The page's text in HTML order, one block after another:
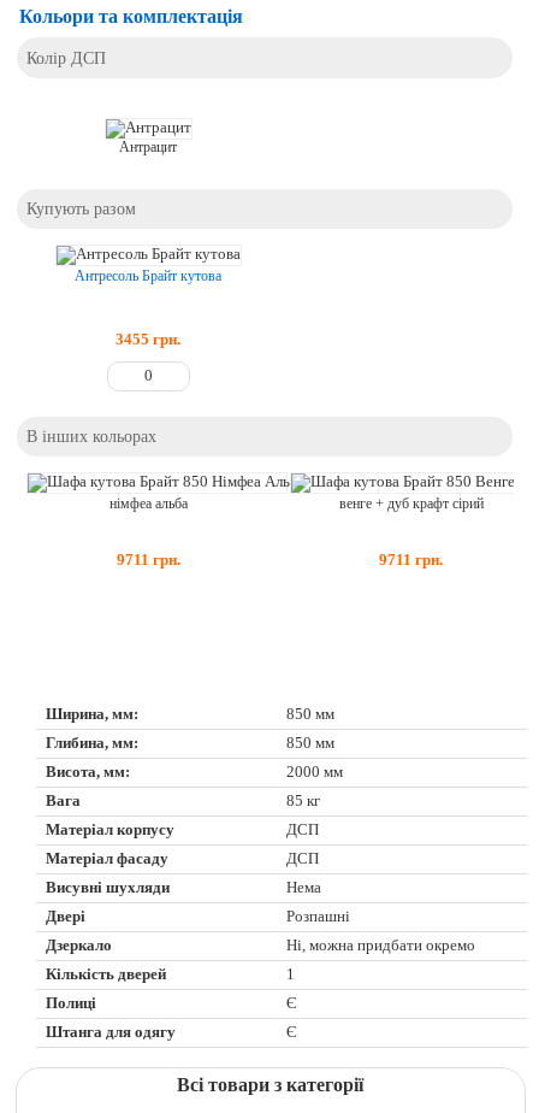
Кольори та комплектація
Колір ДСП
Антрацит
Купують разом
Антресоль Брайт кутова
3455 грн.
В інших кольорах
німфеа альба
9711 грн.
венге + дуб крафт сірий
9711 грн.
Ширина, мм:
850 мм
Глибина, мм:
850 мм
Висота, мм:
2000 мм
Вага
85 кг
Матеріал корпусу
ДСП
Матеріал фасаду
ДСП
Висувні шухляди
Нема
Двері
Розпашні
Дзеркало
Ні, можна придбати окремо
Кількість дверей
1
Полиці
Є
Штанга для одягу
Є
Всі товари з категорії